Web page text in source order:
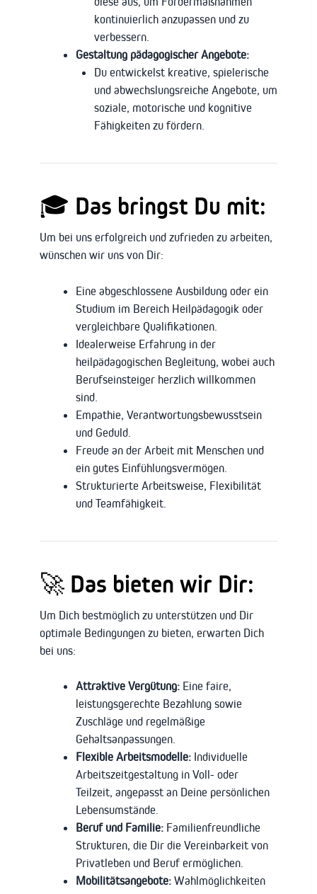
kontinuierlich anzupassen und zu
verbessern.
Gestaltung pädagogischer Angebote:
Du entwickelst kreative, spielerische
und abwechslungsreiche Angebote, um
soziale, motorische und kognitive
Fähigkeiten zu fördern.
🎓 Das bringst Du mit:
Um bei uns erfolgreich und zufrieden zu arbeiten,
wünschen wir uns von Dir:
Eine abgeschlossene Ausbildung oder ein
Studium im Bereich Heilpädagogik oder
vergleichbare Qualifikationen.
Idealerweise Erfahrung in der
heilpädagogischen Begleitung, wobei auch
Berufseinsteiger herzlich willkommen
sind.
Empathie, Verantwortungsbewusstsein
und Geduld.
Freude an der Arbeit mit Menschen und
ein gutes Einfühlungsvermögen.
Strukturierte Arbeitsweise, Flexibilität
und Teamfähigkeit.
🚀 Das bieten wir Dir:
Um Dich bestmöglich zu unterstützen und Dir
optimale Bedingungen zu bieten, erwarten Dich
bei uns:
Attraktive Vergütung: Eine faire,
leistungsgerechte Bezahlung sowie
Zuschläge und regelmäßige
Gehaltsanpassungen.
Flexible Arbeitsmodelle: Individuelle
Arbeitszeitgestaltung in Voll- oder
Teilzeit, angepasst an Deine persönlichen
Lebensumstände.
Beruf und Familie: Familienfreundliche
Strukturen, die Dir die Vereinbarkeit von
Privatleben und Beruf ermöglichen.
Mobilitätsangebote: Wahlmöglichkeiten